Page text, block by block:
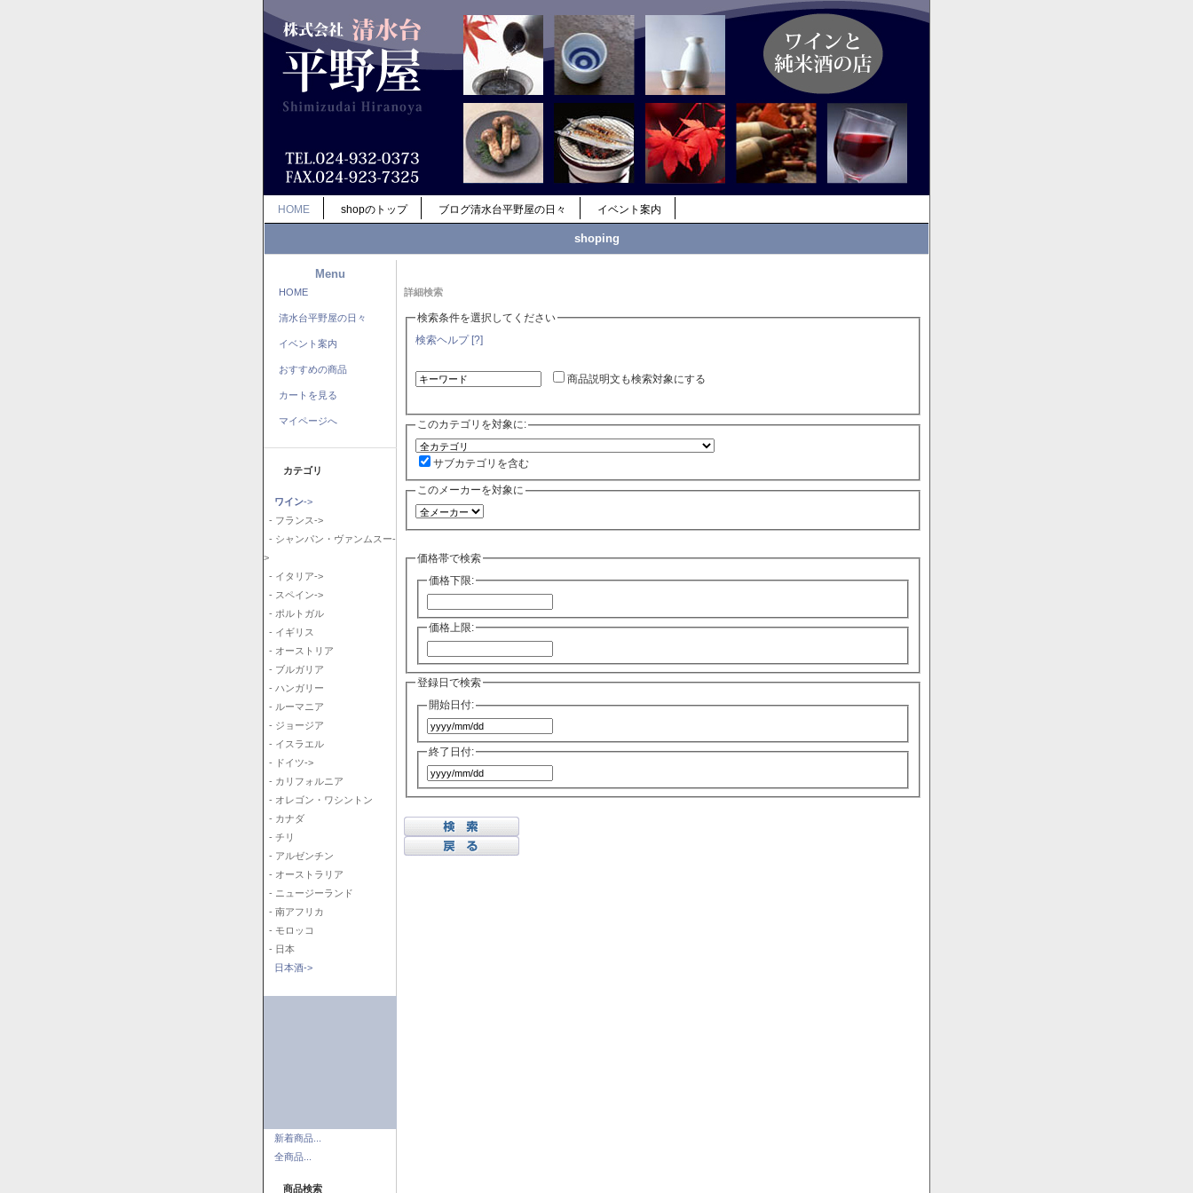
HOME shopのトップ ブログ清水台平野屋の日々 イベント案内
shoping
Menu
HOME
清水台平野屋の日々
イベント案内
おすすめの商品
カートを見る
マイページへ
カテゴリ
ワイン->
- フランス->
- シャンパン・ヴァンムスー-
>
- イタリア->
- スペイン->
- ポルトガル
- イギリス
- オーストリア
- ブルガリア
- ハンガリー
- ルーマニア
- ジョージア
- イスラエル
- ドイツ->
- カリフォルニア
- オレゴン・ワシントン
- カナダ
- チリ
- アルゼンチン
- オーストラリア
- ニュージーランド
- 南アフリカ
- モロッコ
- 日本
日本酒->
新着商品...
全商品...
商品検索
詳細検索
検索条件を選択してください
検索ヘルプ [?]
商品説明文も検索対象にする
このカテゴリを対象に:
サブカテゴリを含む
このメーカーを対象に
価格帯で検索
価格下限:
価格上限:
登録日で検索
開始日付:
終了日付: